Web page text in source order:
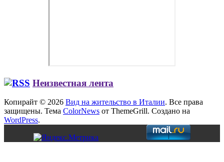
Неизвестная лента
Копирайт © 2026 Вид на жительство в Италии. Все права
защищены. Тема ColorNews от ThemeGrill. Создано на
WordPress.